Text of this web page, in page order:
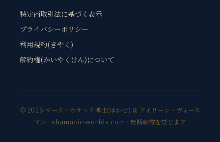
特定商取引法に基づく表示
プライバシーポリシー
利用規約(きやく)
解約権(かいやくけん)について
© 2026 マーク・ホサック博士(はかせ) & アイリーン・ヴィース
マン · shamanic-worlds.com · 無断転載を禁じます